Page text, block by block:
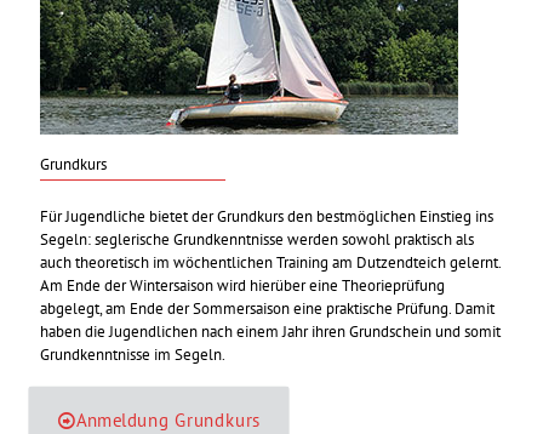
Grundkurs
Für Jugendliche bietet der Grundkurs den bestmöglichen Einstieg ins
Segeln: seglerische Grundkenntnisse werden sowohl praktisch als
auch theoretisch im wöchentlichen Training am Dutzendteich gelernt.
Am Ende der Wintersaison wird hierüber eine Theorieprüfung
abgelegt, am Ende der Sommersaison eine praktische Prüfung. Damit
haben die Jugendlichen nach einem Jahr ihren Grundschein und somit
Grundkenntnisse im Segeln.
Anmeldung Grundkurs